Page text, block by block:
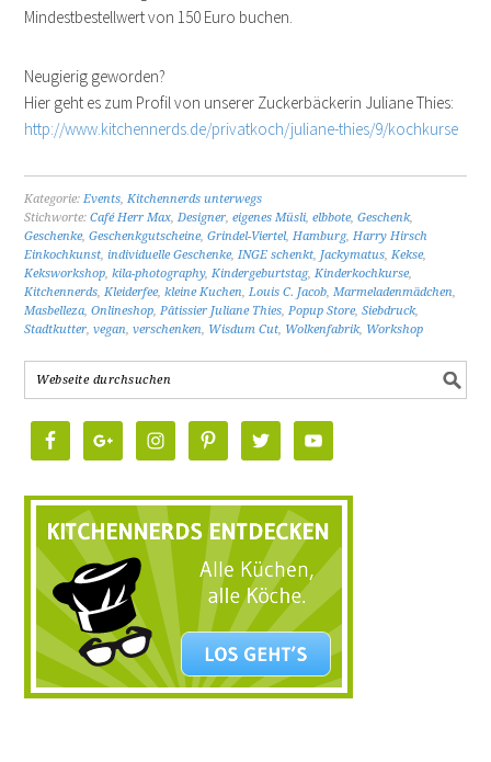
Mindestbestellwert von 150 Euro buchen.
Neugierig geworden?
Hier geht es zum Profil von unserer Zuckerbäckerin Juliane Thies:
http://www.kitchennerds.de/privatkoch/juliane-thies/9/kochkurse
Kategorie:Events,Kitchennerds unterwegs
Stichworte:Café Herr Max,Designer,eigenes Müsli,elbbote,Geschenk,
Geschenke,Geschenkgutscheine,Grindel-Viertel,Hamburg,Harry Hirsch
Einkochkunst,individuelle Geschenke,INGE schenkt, Jackymatus,Kekse,
Keksworkshop,kila-photography,Kindergeburtstag,Kinderkochkurse,
Kitchennerds,Kleiderfee,kleine Kuchen,Louis C. Jacob,Marmeladenmädchen,
Masbelleza,Onlineshop,Pâtissier Juliane Thies,Popup Store,Siebdruck,
Stadtkutter,vegan,verschenken, Wisdum Cut, Wolkenfabrik, Workshop